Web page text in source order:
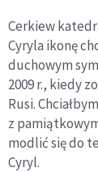
Cerkiew
Cyryla ikonę
duchowym
2009 r., kiedy
Rusi.
z
modlić się do
Cyryl.